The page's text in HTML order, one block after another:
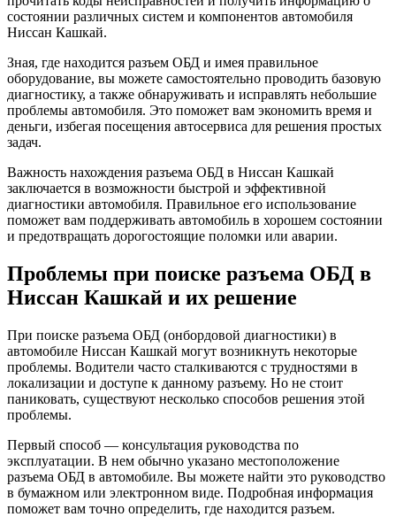
состоянии различных систем и компонентов автомобиля
Ниссан Кашкай.
Зная, где находится разъем ОБД и имея правильное
оборудование, вы можете самостоятельно проводить базовую
диагностику, а также обнаруживать и исправлять небольшие
проблемы автомобиля. Это поможет вам экономить время и
деньги, избегая посещения автосервиса для решения простых
задач.
Важность нахождения разъема ОБД в Ниссан Кашкай
заключается в возможности быстрой и эффективной
диагностики автомобиля. Правильное его использование
поможет вам поддерживать автомобиль в хорошем состоянии
и предотвращать дорогостоящие поломки или аварии.
Проблемы при поиске разъема ОБД в
Ниссан Кашкай и их решение
При поиске разъема ОБД (онбордовой диагностики) в
автомобиле Ниссан Кашкай могут возникнуть некоторые
проблемы. Водители часто сталкиваются с трудностями в
локализации и доступе к данному разъему. Но не стоит
паниковать, существуют несколько способов решения этой
проблемы.
Первый способ — консультация руководства по
эксплуатации. В нем обычно указано местоположение
разъема ОБД в автомобиле. Вы можете найти это руководство
в бумажном или электронном виде. Подробная информация
поможет вам точно определить, где находится разъем.